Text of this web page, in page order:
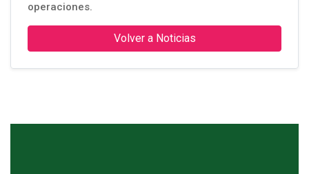
operaciones.
Volver a Noticias